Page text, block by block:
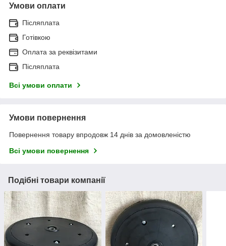
Умови оплати
Післяплата
Готівкою
Оплата за реквізитами
Післяплата
Всі умови оплати
Умови повернення
Повернення товару впродовж 14 днів за домовленістю
Всі умови повернення
Подібні товари компанії